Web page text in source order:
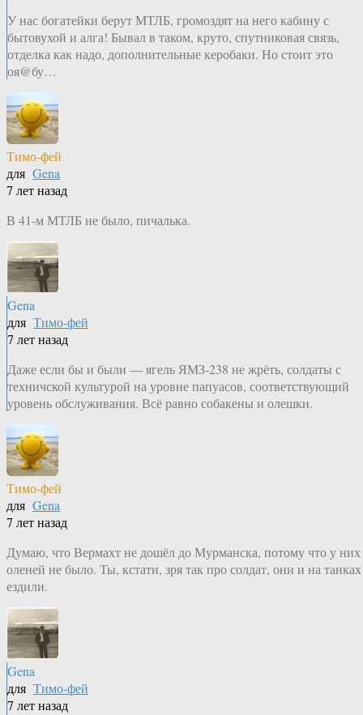
У нас богатейки берут МТЛБ, громоздят на него кабину с
бытовухой и алга! Бывал в таком, круто, спутниковая связь,
отделка как надо, дополнительные керобаки. Но стоит это
оя@бу…
Тимо-фей
для Gena
7 лет назад
В 41-м МТЛБ не было, пичалька.
Gena
для Тимо-фей
7 лет назад
Даже если бы и были — ягель ЯМЗ-238 не жрёть, солдаты с
техничской культурой на уровне папуасов, соответствующий
уровень обслуживания. Всё равно собакены и олешки.
Тимо-фей
для Gena
7 лет назад
Думаю, что Вермахт не дошёл до Мурманска, потому что у них
оленей не было. Ты, кстати, зря так про солдат, они и на танках
ездили.
Gena
для Тимо-фей
7 лет назад